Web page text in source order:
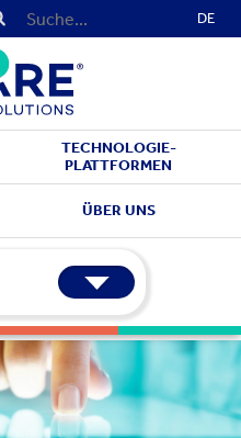
DE
TECHNOLOGIE-
PLATTFORMEN
ÜBER UNS